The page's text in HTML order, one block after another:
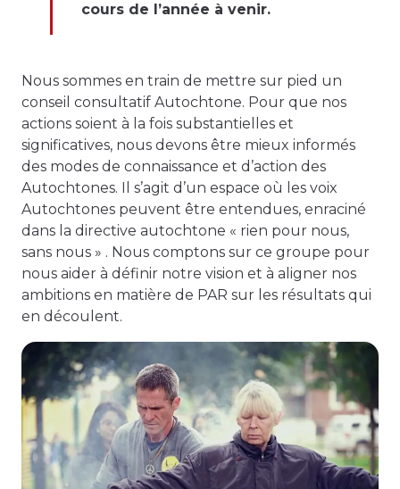
cours de l’année à venir.
Nous sommes en train de mettre sur pied un
conseil consultatif Autochtone. Pour que nos
actions soient à la fois substantielles et
significatives, nous devons être mieux informés
des modes de connaissance et d’action des
Autochtones. Il s’agit d’un espace où les voix
Autochtones peuvent être entendues, enraciné
dans la directive autochtone « rien pour nous,
sans nous » . Nous comptons sur ce groupe pour
nous aider à définir notre vision et à aligner nos
ambitions en matière de PAR sur les résultats qui
en découlent.